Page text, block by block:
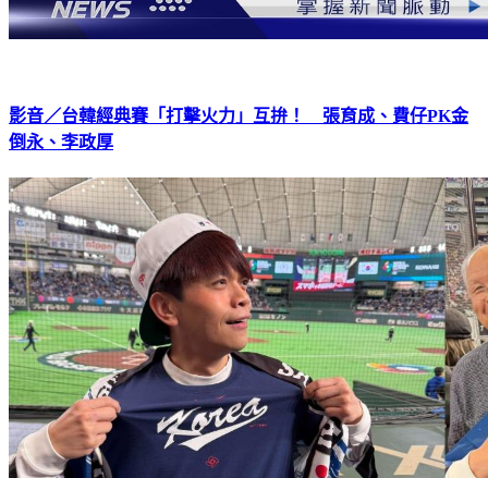
影音／台韓經典賽「打擊火力」互拚！ 張育成、費仔PK金
倒永、李政厚